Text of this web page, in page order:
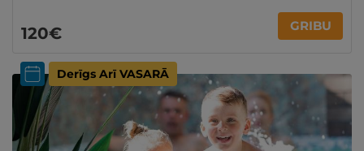
120€ GRIBU
Derīgs Arī VASARĀ